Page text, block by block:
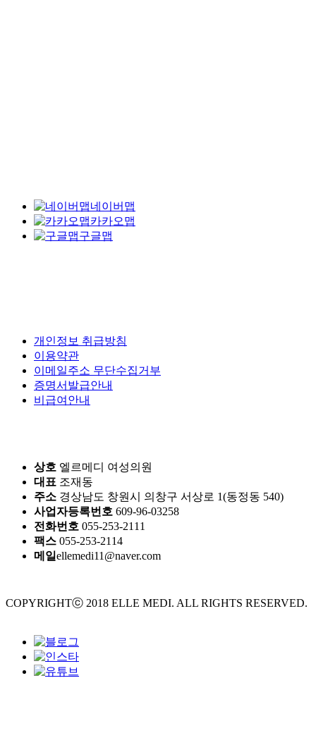
네이버맵
카카오맵
구글맵
개인정보 취급방침
이용약관
이메일주소 무단수집거부
증명서발급안내
비급여안내
상호 엘르메디 여성의원
대표 조재동
주소 경상남도 창원시 의창구 서상로 1(동정동 540)
사업자등록번호 609-96-03258
전화번호 055-253-2111
팩스 055-253-2114
메일ellemedi11@naver.com
COPYRIGHTⓒ 2018 ELLE MEDI. ALL RIGHTS RESERVED.